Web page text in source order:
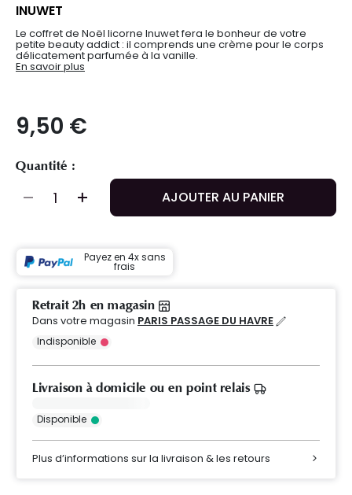
INUWET
Le coffret de Noël licorne Inuwet fera le bonheur de votre
petite beauty addict : il comprends une crème pour le corps
délicatement parfumée à la vanille.
En savoir plus
9,50 €
Quantité :
AJOUTER AU PANIER
Payez en 4x sans
frais
Retrait 2h en magasin
Dans votre magasin PARIS PASSAGE DU HAVRE
Indisponible
Livraison à domicile ou en point relais
Disponible
Plus d’informations sur la livraison & les retours